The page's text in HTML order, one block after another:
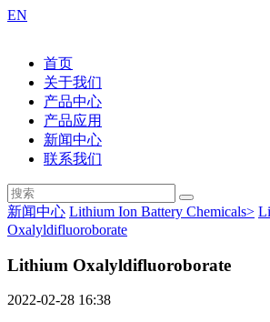
EN
首页
关于我们
产品中心
产品应用
新闻中心
联系我们
新闻中心 Lithium Ion Battery Chemicals>
Oxalyldifluoroborate
Lithium Oxalyldifluoroborate
2022-02-28 16:38